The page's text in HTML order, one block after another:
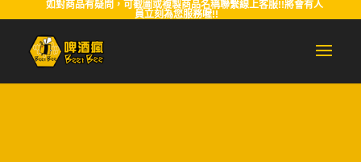
如對商品有疑問，可截圖或複製商品名稱聯繫線上客服!!將會有人
員立刻為您服務喔!!